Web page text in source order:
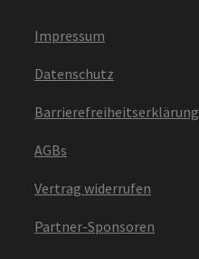
Impressum
Datenschutz
Barrierefreiheitserklärung
AGBs
Vertrag widerrufen
Partner-Sponsoren